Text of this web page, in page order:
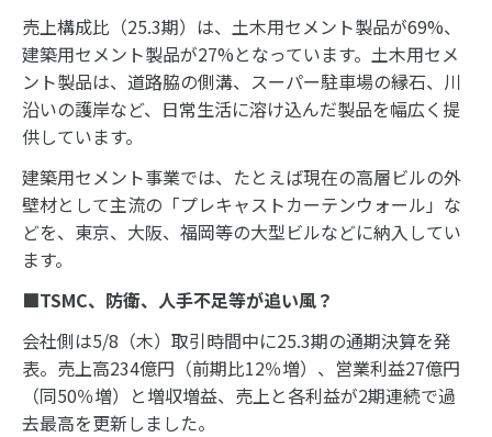
売上構成比（25.3期）は、土木用セメント製品が69%、
建築用セメント製品が27%となっています。土木用セメ
ント製品は、道路脇の側溝、スーパー駐車場の縁石、川
沿いの護岸など、日常生活に溶け込んだ製品を幅広く提
供しています。
建築用セメント事業では、たとえば現在の高層ビルの外
壁材として主流の「プレキャストカーテンウォール」な
どを、東京、大阪、福岡等の大型ビルなどに納入してい
ます。
■TSMC、防衛、人手不足等が追い風？
会社側は5/8（木）取引時間中に25.3期の通期決算を発
表。売上高234億円（前期比12％増）、営業利益27億円
（同50％増）と増収増益、売上と各利益が2期連続で過
去最高を更新しました。